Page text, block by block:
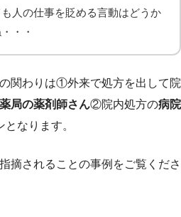
人の仕事を貶める言動はどうか
・・
関わりは①外来で処方を出して院
局の薬剤師さん②院内処方の病院
なります。
摘されることの事例をご覧くださ